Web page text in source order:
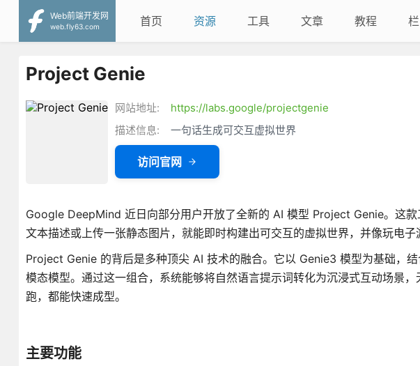
Web前端开发网
web.fly63.com
首页 资源 工具 文章 教程
Project Genie
网站地址:
https://labs.google/projectgenie
描述信息:
一句话生成可交互虚拟世界
访问官网
Google DeepMind 近日向部分用户开放了全新的 AI 模型 Project Genie。这
文本描述或上传一张静态图片，就能即时构建出可交互的虚拟世界，并像玩电子
Project Genie 的背后是多种顶尖 AI 技术的融合。它以 Genie3 模型为基础，
模态模型。通过这一组合，系统能够将自然语言提示词转化为沉浸式互动场景
跑，都能快速成型。
主要功能